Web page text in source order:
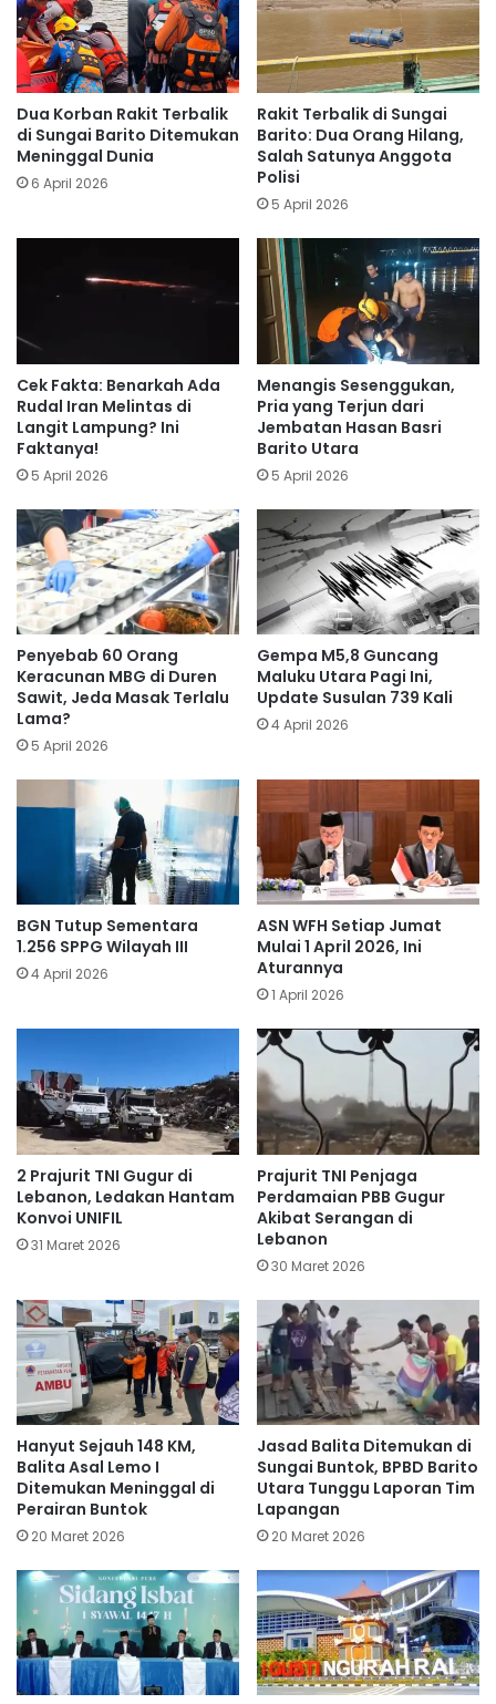
Dua Korban Rakit Terbalik
di Sungai Barito Ditemukan
Meninggal Dunia
6 April 2026
Rakit Terbalik di Sungai
Barito: Dua Orang Hilang,
Salah Satunya Anggota
Polisi
5 April 2026
Cek Fakta: Benarkah Ada
Rudal Iran Melintas di
Langit Lampung? Ini
Faktanya!
5 April 2026
Menangis Sesenggukan,
Pria yang Terjun dari
Jembatan Hasan Basri
Barito Utara
5 April 2026
Penyebab 60 Orang
Keracunan MBG di Duren
Sawit, Jeda Masak Terlalu
Lama?
5 April 2026
Gempa M5,8 Guncang
Maluku Utara Pagi Ini,
Update Susulan 739 Kali
4 April 2026
BGN Tutup Sementara
1.256 SPPG Wilayah III
4 April 2026
ASN WFH Setiap Jumat
Mulai 1 April 2026, Ini
Aturannya
1 April 2026
​2 Prajurit TNI Gugur di
Lebanon, Ledakan Hantam
Konvoi UNIFIL
31 Maret 2026
Prajurit TNI Penjaga
Perdamaian PBB Gugur
Akibat Serangan di
Lebanon
30 Maret 2026
Hanyut Sejauh 148 KM,
Balita Asal Lemo I
Ditemukan Meninggal di
Perairan Buntok
20 Maret 2026
Jasad Balita Ditemukan di
Sungai Buntok, BPBD Barito
Utara Tunggu Laporan Tim
Lapangan
20 Maret 2026